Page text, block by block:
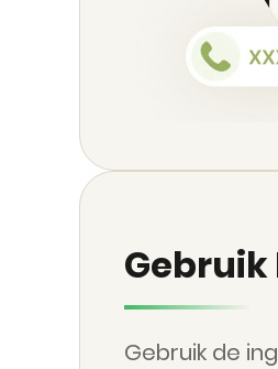
Gebruik de